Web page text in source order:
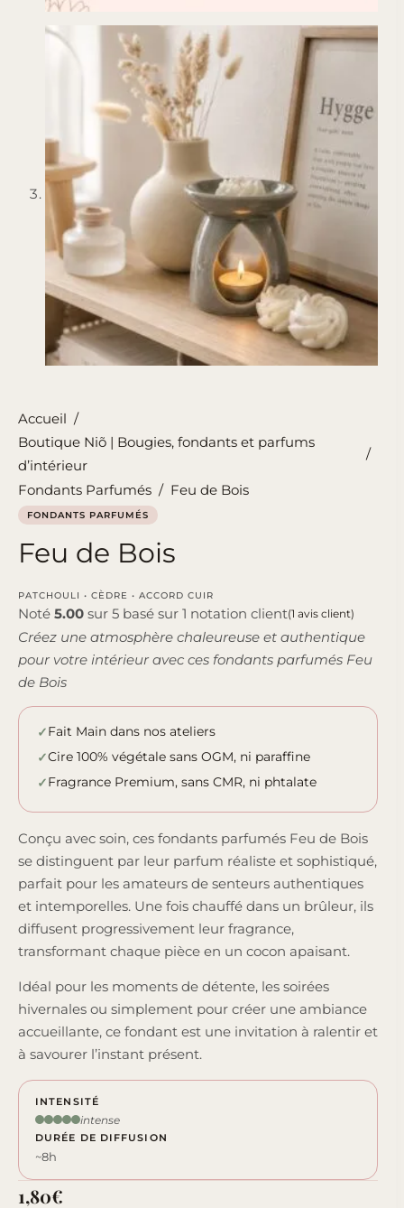
Accueil /
Boutique Niõ | Bougies, fondants et parfums
d’intérieur
/
Fondants Parfumés / Feu de Bois
FONDANTS PARFUMÉS
Feu de Bois
PATCHOULI • CÈDRE • ACCORD CUIR
Noté 5.00 sur 5 basé sur 1 notation client(1 avis client)
Créez une atmosphère chaleureuse et authentique
pour votre intérieur avec ces fondants parfumés Feu
de Bois
Fait Main dans nos ateliers
Cire 100% végétale sans OGM, ni paraffine
Fragrance Premium, sans CMR, ni phtalate
Conçu avec soin, ces fondants parfumés Feu de Bois
se distinguent par leur parfum réaliste et sophistiqué,
parfait pour les amateurs de senteurs authentiques
et intemporelles. Une fois chauffé dans un brûleur, ils
diffusent progressivement leur fragrance,
transformant chaque pièce en un cocon apaisant.
Idéal pour les moments de détente, les soirées
hivernales ou simplement pour créer une ambiance
accueillante, ce fondant est une invitation à ralentir et
à savourer l’instant présent.
INTENSITÉ
intense
DURÉE DE DIFFUSION
~8h
1,80€